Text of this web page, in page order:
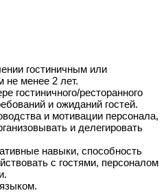
гостиничным или
не менее 2 лет.
гостиничного/ресторанного
и ожиданий гостей.
и мотивации персонала,
и делегировать
навыки, способность
с гостями, персоналом